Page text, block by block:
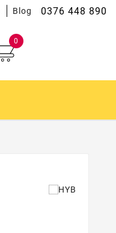
0376 448 890
Blog
0